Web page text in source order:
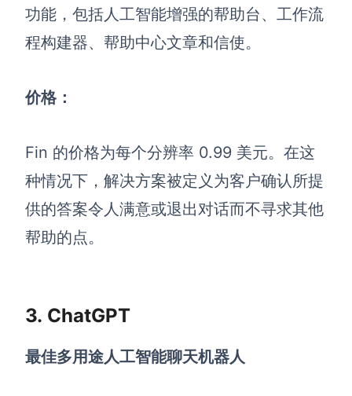
功能，包括人工智能增强的帮助台、工作流
程构建器、帮助中心文章和信使。
价格：
Fin 的价格为每个分辨率 0.99 美元。在这
种情况下，解决方案被定义为客户确认所提
供的答案令人满意或退出对话而不寻求其他
帮助的点。
3. ChatGPT
最佳多用途人工智能聊天机器人